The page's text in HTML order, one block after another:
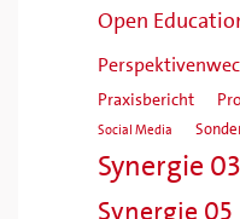
Open
Praxisbericht
Social Media
Synergie 03